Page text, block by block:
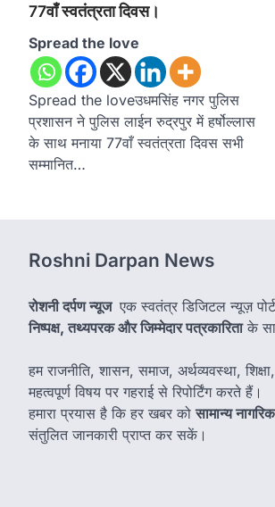
77वाँ स्वतंत्रता दिवस।
Spread the love
Spread the loveउधमसिंह नगर पुलिस
प्रशासन ने पुलिस लाईन रुद्रपुर में हर्षोल्लास
के साथ मनाया 77वाँ स्वतंत्रता दिवस सभी
सम्मानित…
Roshni Darpan News
रोशनी दर्पण न्यूज एक स्वतंत्र डिजिटल न्यूज़
निष्पक्ष, तथ्यपरक और जिम्मेदार पत्रकारिताके
हम राजनीति, शासन, समाज, अर्थव्यवस्था,
महत्वपूर्ण विषय पर गहराई से रिपोर्टिंग करते हैं।
हमारा प्रयास है कि हर खबर कोसामान्य
संतुलित जानकारी प्राप्त कर सकें।